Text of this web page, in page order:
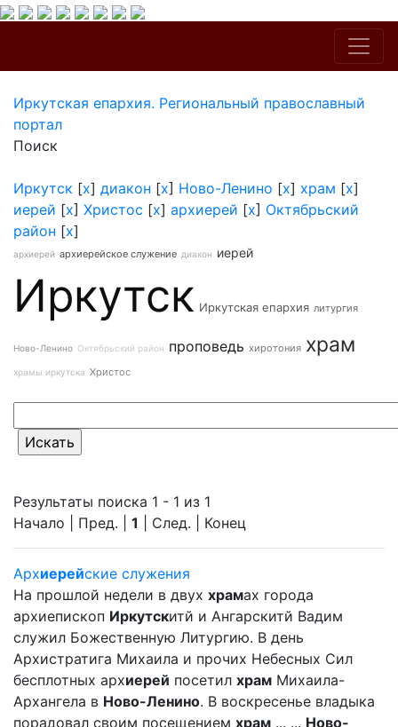
Иркутская епархия. Региональный православный
портал
Поиск
Иркутск [x] диакон [x] Ново-Ленино [x] храм [x]
иерей [x] Христос [x] архиерей [x] Октябрьский
район [x]
архиерей архиерейское служение диакон иерей
Иркутск Иркутская епархия литургия
Ново-Ленино Октябрьский район проповедь хиротония храм
храмы иркутска Христос
Результаты поиска 1 - 1 из 1
Начало | Пред. | 1 | След. | Конец
Архиерейские служения
На прошлой недели в двух храмах города
архиепископ Иркутскитй и Ангарскитй Вадим
служил Божественную Литургию. В день
Архистратига Михаила и прочих Небесных Сил
бесплотных архиерей посетил храм Михаила-
Архангела в Ново-Ленино. В воскресенье владыка
порадовал своим посещением храм ... ... Ново-